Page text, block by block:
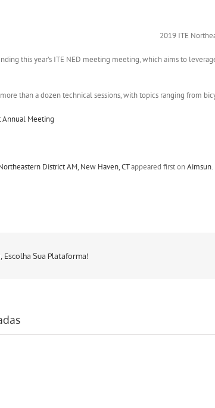
this year’s ITE NED meeting meeting, which aims to
than a dozen technical sessions, with topics ranging from
Annual Meeting
District AM, New Haven, CTappeared first onAimsun.
Escolha Sua Plataforma!